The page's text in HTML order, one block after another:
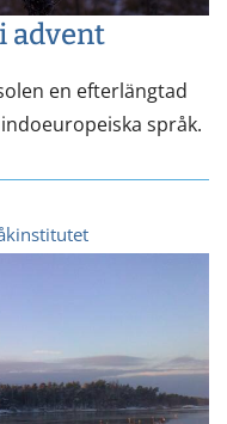
advent
en efterlängtad
språk.